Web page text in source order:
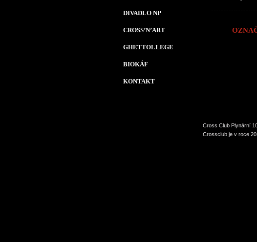
DIVADLO NP
CROSS’N’ART
GHETTOLLEGE
BIOKÁF
KONTAKT
Cross Club Plynární
Crossclub je v roce